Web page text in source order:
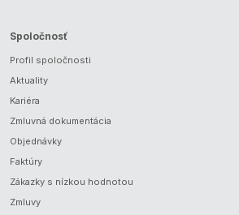
Spoločnosť
Profil spoločnosti
Aktuality
Kariéra
Zmluvná dokumentácia
Objednávky
Faktúry
Zákazky s nízkou hodnotou
Zmluvy